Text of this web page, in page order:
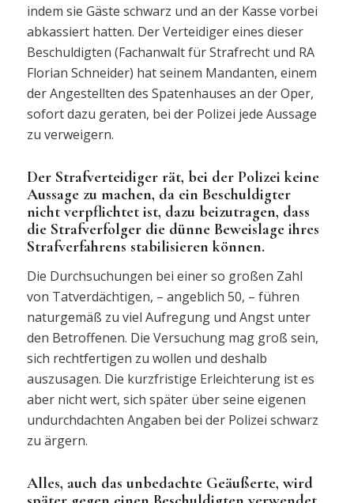
indem sie Gäste schwarz und an der Kasse vorbei
abkassiert hatten. Der Verteidiger eines dieser
Beschuldigten (Fachanwalt für Strafrecht und RA
Florian Schneider) hat seinem Mandanten, einem
der Angestellten des Spatenhauses an der Oper,
sofort dazu geraten, bei der Polizei jede Aussage
zu verweigern.
Der Strafverteidiger rät, bei der Polizei keine
Aussage zu machen, da ein Beschuldigter
nicht verpflichtet ist, dazu beizutragen, dass
die Strafverfolger die dünne Beweislage ihres
Strafverfahrens stabilisieren können.
Die Durchsuchungen bei einer so großen Zahl
von Tatverdächtigen, – angeblich 50, – führen
naturgemäß zu viel Aufregung und Angst unter
den Betroffenen. Die Versuchung mag groß sein,
sich rechtfertigen zu wollen und deshalb
auszusagen. Die kurzfristige Erleichterung ist es
aber nicht wert, sich später über seine eigenen
undurchdachten Angaben bei der Polizei schwarz
zu ärgern.
Alles, auch das unbedachte Geäußerte, wird